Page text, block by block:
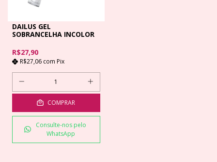
DAILUS GEL
SOBRANCELHA INCOLOR
R$27,90
R$27,06 com Pix
COMPRAR
Consulte-nos pelo
WhatsApp